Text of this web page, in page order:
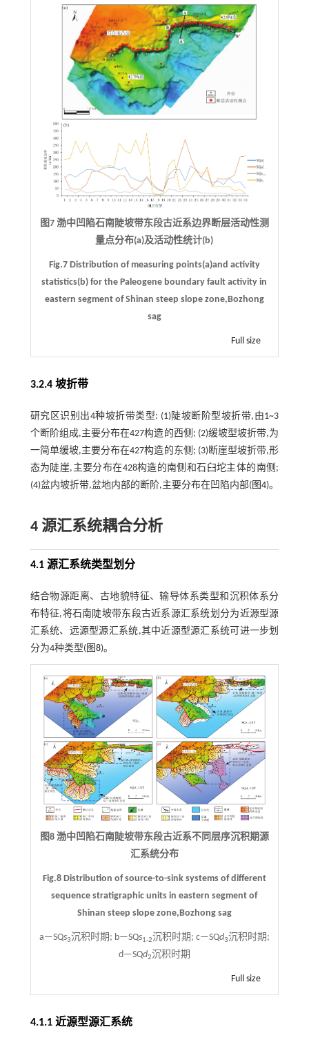
图7 渤中凹陷石南陡坡带东段古近系边界断层活动性测
量点分布(a)及活动性统计(b)
Fig.7 Distribution of measuring points(a)and activity
statistics(b) for the Paleogene boundary fault activity in
eastern segment of Shinan steep slope zone,Bozhong
sag
Full size
3.2.4 坡折带
研究区识别出4种坡折带类型: (1)陡坡断阶型坡折带,由1~3
个断阶组成,主要分布在427构造的西侧; (2)缓坡型坡折带,为
一简单缓坡,主要分布在427构造的东侧; (3)断崖型坡折带,形
态为陡崖,主要分布在428构造的南侧和石臼坨主体的南侧;
(4)盆内坡折带,盆地内部的断阶,主要分布在凹陷内部( 图4)。
4 源汇系统耦合分析
4.1 源汇系统类型划分
结合物源距离、古地貌特征、输导体系类型和沉积体系分
布特征,将石南陡坡带东段古近系源汇系统划分为近源型源
汇系统、远源型源汇系统,其中近源型源汇系统可进一步划
分为4种类型( 图8)。
图8 渤中凹陷石南陡坡带东段古近系不同层序沉积期源
汇系统分布
Fig.8 Distribution of source-to-sink systems of different
sequence stratigraphic units in eastern segment of
Shinan steep slope zone,Bozhong sag
a—SQs3沉积时期; b—SQs1-2沉积时期; c—SQd3沉积时期;
d—SQd2沉积时期
Full size
4.1.1 近源型源汇系统